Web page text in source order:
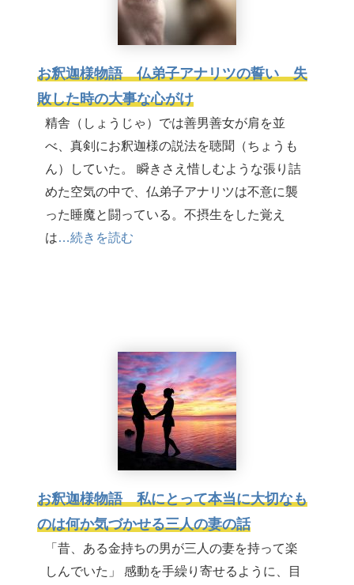
お釈迦様物語 仏弟子アナリツの誓い 失
敗した時の大事な心がけ
精舎（しょうじゃ）では善男善女が肩を並
べ、真剣にお釈迦様の説法を聴聞（ちょうも
ん）していた。 瞬きさえ惜しむような張り詰
めた空気の中で、仏弟子アナリツは不意に襲
った睡魔と闘っている。不摂生をした覚え
は…続きを読む
お釈迦様物語 私にとって本当に大切なも
のは何か気づかせる三人の妻の話
「昔、ある金持ちの男が三人の妻を持って楽
しんでいた」 感動を手繰り寄せるように、目